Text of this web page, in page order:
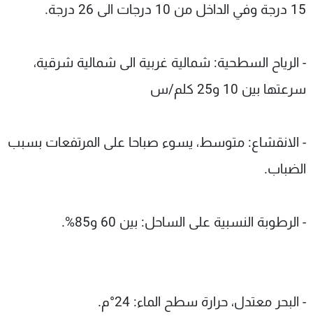
15 درجة وفي الداخل من 10 درجات الى 26 درجة.
- الرياح السطحية: شمالية غربية الى شمالية شرقية،
سرعتها بين 10 و25 كلم/س
- الانقشاع: متوسط، يسوء صباحا على المرتفعات بسبب
الضباب.
- الرطوبة النسبية على الساحل: بين 60 و85%.
- البحر معتدل، حرارة سطح الماء: 24°م.